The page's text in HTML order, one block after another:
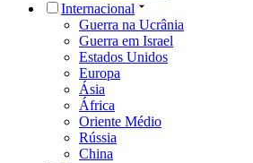
Internacional
Guerra na Ucrânia
Guerra em Israel
Estados Unidos
Europa
Ásia
África
Oriente Médio
Rússia
China